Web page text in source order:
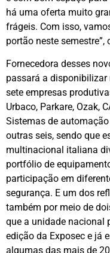
há uma oferta muito
frágeis. Com isso,
portão neste
Fornecedora desses
passará a disponibilizar
sete empresas
Urbaco, Parkare, Ozak,
Sistemas de
outras seis, sendo que
multinacional italiana
portfólio de
participação em
segurança. E um dos
também por meio de
que a unidade nacional
edição da Exposec e já
algumas das mais de